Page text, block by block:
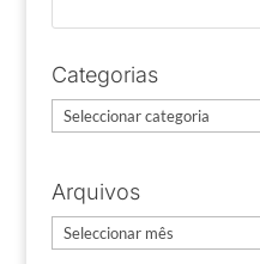
Categorias
Categorias
Arquivos
Arquivos